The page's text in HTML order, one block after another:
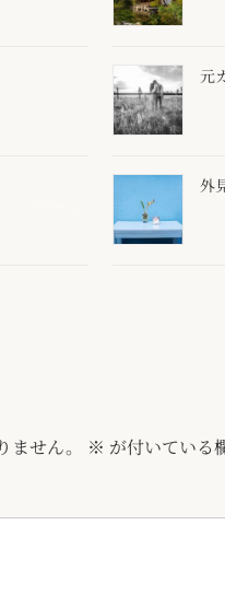
元
外
せん。 ※ が付いている